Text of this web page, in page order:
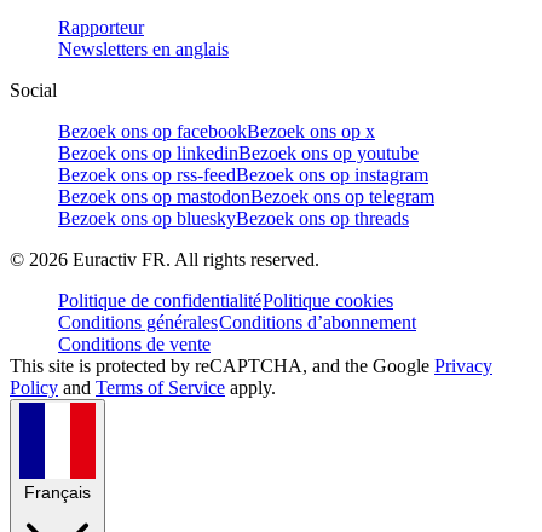
Rapporteur
Newsletters en anglais
Social
Bezoek ons op facebookBezoek ons op x
Bezoek ons op linkedinBezoek ons op youtube
Bezoek ons op rss-feedBezoek ons op instagram
Bezoek ons op mastodonBezoek ons op telegram
Bezoek ons op blueskyBezoek ons op threads
© 2026 Euractiv FR. All rights reserved.
Politique de confidentialitéPolitique cookies
Conditions généralesConditions d’abonnement
Conditions de vente
This site is protected by reCAPTCHA, and the Google Privacy
Policy and Terms of Service apply.
Français